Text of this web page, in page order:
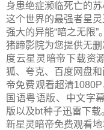
身患绝症濒临死亡的
这个世界的最强者星
强大的异能“暗之无限”。
猪蹄影院为您提供无
度云星灵暗帝下载资
狐、夸克、百度网盘
帝免费观看超清
国语粤语版、中文字
版以及bt种子迅雷下
新星灵暗帝免费观看